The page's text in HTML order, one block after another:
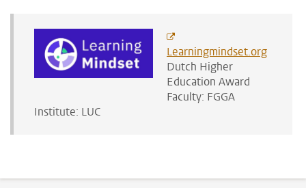
Learningmindset.org
Dutch Higher
Education Award
Faculty: FGGA
Institute: LUC